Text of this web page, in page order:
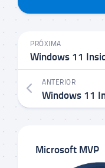
PRÓXIMA
ANTERIOR
Microsoft MVP